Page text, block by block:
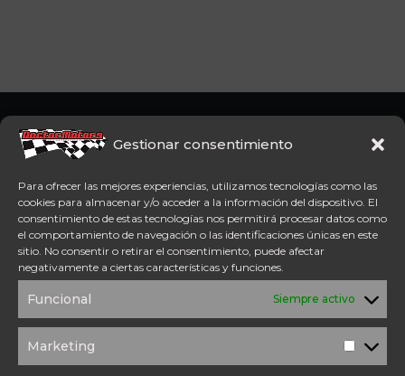
Gestionar consentimiento
Para ofrecer las mejores experiencias, utilizamos tecnologías como las
cookies para almacenar y/o acceder a la información del dispositivo. El
consentimiento de estas tecnologías nos permitirá procesar datos como
el comportamiento de navegación o las identificaciones únicas en este
sitio. No consentir o retirar el consentimiento, puede afectar
negativamente a ciertas características y funciones.
Funcional Siempre activo
Marketing
CFMoto Y Mitt. Estamos en
técnico oficial Mitt y CFMoto.
Tel: 654 98 23 30
ACCESO DIRECTO
TÉRMINOS Y
CONDICIONES
COOKIES